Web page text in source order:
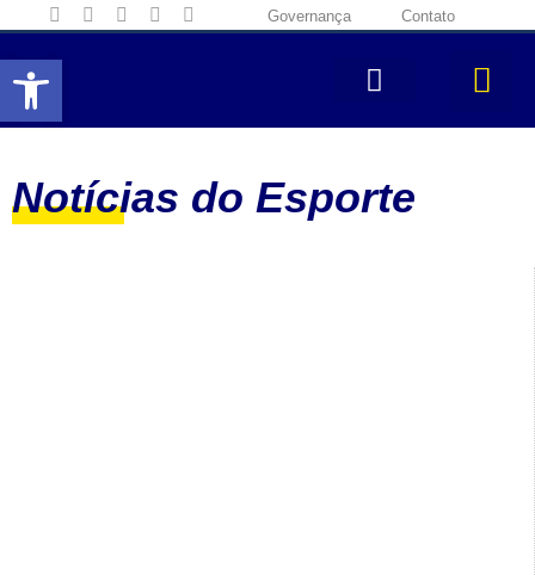
Abrir a barra de ferramentas
Governança Contato
Notícias do Esporte